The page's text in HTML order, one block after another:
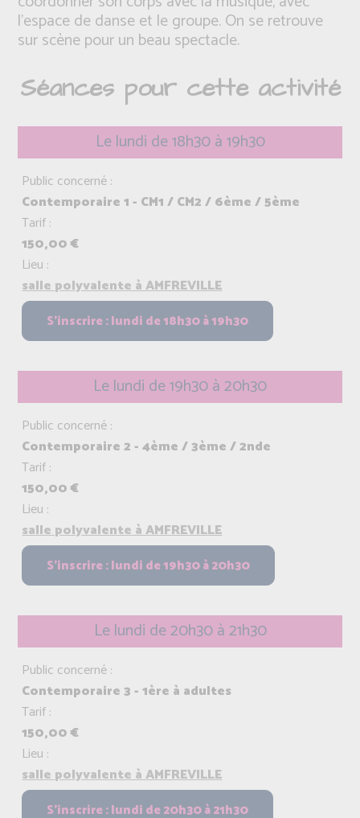
l'espace de danse et le groupe. On se retrouve
sur scène pour un beau spectacle.
Séances pour cette activité
Le lundi de 18h30 à 19h30
Public concerné :
Contemporaire 1 - CM1 / CM2 / 6ème / 5ème
Tarif :
150,00 €
Lieu :
salle polyvalente à AMFREVILLE
Le lundi de 19h30 à 20h30
Public concerné :
Contemporaire 2 - 4ème / 3ème / 2nde
Tarif :
150,00 €
Lieu :
salle polyvalente à AMFREVILLE
Le lundi de 20h30 à 21h30
Public concerné :
Contemporaire 3 - 1ère à adultes
Tarif :
150,00 €
Lieu :
salle polyvalente à AMFREVILLE